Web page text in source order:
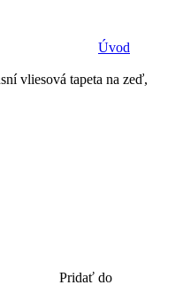
Úvod
vliesová tapeta na zeď,
Pridať do